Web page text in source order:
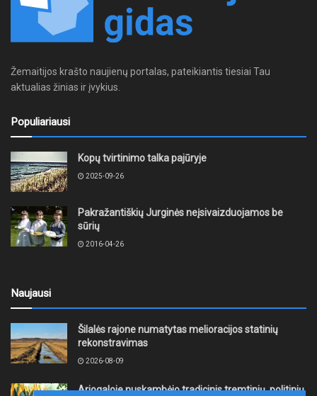
Žemaitijos krašto naujienų portalas, pateikiantis tiesiai Tau
aktualias žinias ir įvykius.
Populiariausi
Kopų tvirtinimo talka pajūryje
2025-09-26
Pakražantiškių Jurginės neįsivaizduojamos be
sūrių
2016-04-26
Naujausi
Šilalės rajone numatytas melioracijos statinių
rekonstravimas
2026-08-09
Ariogaloje nuskambėjo tradicinis tremtinių, politinių